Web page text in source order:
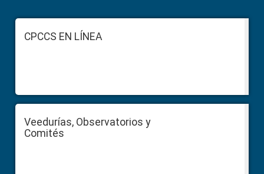
FooterCPCCS EN LÍNEA
Veedurías, Observatorios y
Comités